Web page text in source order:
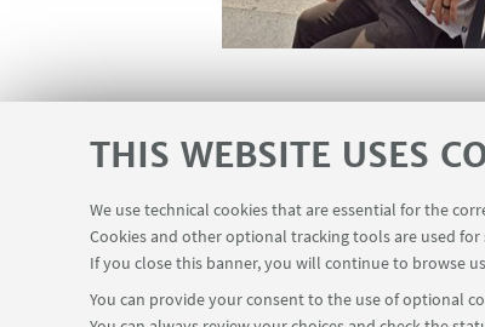
THIS WEBSITE USES
We use technical cookies that are essential for the
Cookies and other optional tracking tools are used
If you close this banner, you will continue to browse
You can provide your consent to the use of optional
gran universidad, una de